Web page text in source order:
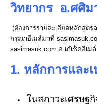
วิทยากร อ.ศศิม
(ต้องการรายละเอียดหลักสูต
กรุณาอีเมล์มาที่
sasimasuk.com อ.เก๋เช็คอีเม
1. หลักการและ
ในสภาวะเศรษฐ